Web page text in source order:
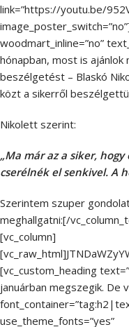
link=”https://youtu.be/
woodmart_inline=”no”
hónapban, most is
beszélgetést – Blaskó
közt a sikerről
Nikolett szerint:
„Ma már az a siker,
cserélnék el senkivel. A
Szerintem szuper
meghallgatni:[/
[vc_column]
[vc_custom_heading
januárban megszegik. De
use_theme_fonts=”yes”